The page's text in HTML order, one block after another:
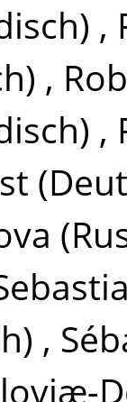
,
,
,
,